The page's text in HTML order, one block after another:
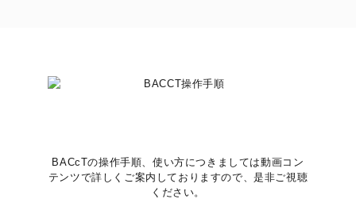
BACcTの操作手順、使い方につきましては動画コン
テンツで詳しくご案内しておりますので、是非ご視聴
ください。